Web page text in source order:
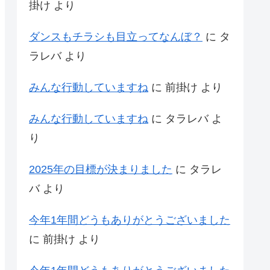
掛け より
ダンスもチラシも目立ってなんぼ？ に タ
ラレバより
みんな行動していますね に 前掛け より
みんな行動していますね に タラレバよ
り
2025年の目標が決まりました に タラレ
バより
今年1年間どうもありがとうございました
に 前掛け より